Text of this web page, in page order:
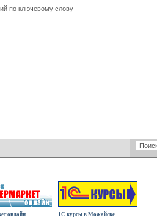
онлайн 1С курсы в Можайске